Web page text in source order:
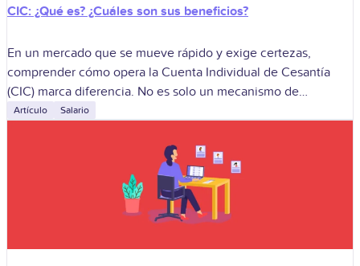
CIC: ¿Qué es? ¿Cuáles son sus beneficios?
En un mercado que se mueve rápido y exige certezas,
comprender cómo opera la Cuenta Individual de Cesantía
(CIC) marca diferencia. No es solo un mecanismo de
protección del trabajador:
Artículo Salario